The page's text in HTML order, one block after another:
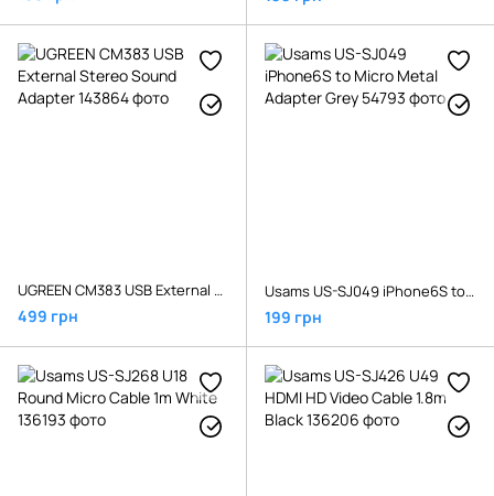
UGREEN CM383 USB External Stereo Sound Adapter
499 грн
Usams US-SJ049 iPhone6S to Micro Metal Adapter Grey
199 грн